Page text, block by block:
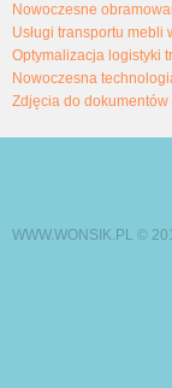
Nowoczesne
Usługi transportu mebli
Optymalizacja logistyki
Nowoczesna
Zdjęcia do
WWW.WONSIK.PL ©